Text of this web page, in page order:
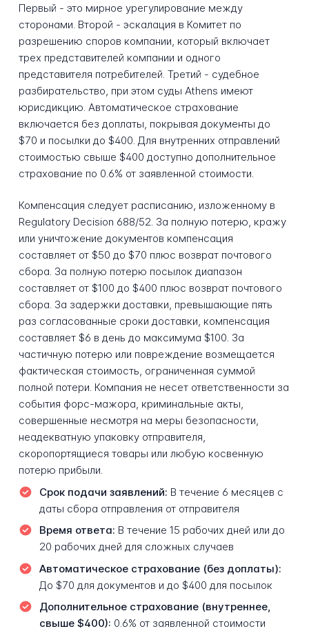
Первый - это мирное урегулирование между
сторонами. Второй - эскалация в Комитет по
разрешению споров компании, который включает
трех представителей компании и одного
представителя потребителей. Третий - судебное
разбирательство, при этом суды Athens имеют
юрисдикцию. Автоматическое страхование
включается без доплаты, покрывая документы до
$70 и посылки до $400. Для внутренних отправлений
стоимостью свыше $400 доступно дополнительное
страхование по 0.6% от заявленной стоимости.
Компенсация следует расписанию, изложенному в
Regulatory Decision 688/52. За полную потерю, кражу
или уничтожение документов компенсация
составляет от $50 до $70 плюс возврат почтового
сбора. За полную потерю посылок диапазон
составляет от $100 до $400 плюс возврат почтового
сбора. За задержки доставки, превышающие пять
раз согласованные сроки доставки, компенсация
составляет $6 в день до максимума $100. За
частичную потерю или повреждение возмещается
фактическая стоимость, ограниченная суммой
полной потери. Компания не несет ответственности за
события форс-мажора, криминальные акты,
совершенные несмотря на меры безопасности,
неадекватную упаковку отправителя,
скоропортящиеся товары или любую косвенную
потерю прибыли.
Срок подачи заявлений: В течение 6 месяцев с
даты сбора отправления от отправителя
Время ответа: В течение 15 рабочих дней или до
20 рабочих дней для сложных случаев
Автоматическое страхование (без доплаты):
До $70 для документов и до $400 для посылок
Дополнительное страхование (внутреннее,
свыше $400): 0.6% от заявленной стоимости